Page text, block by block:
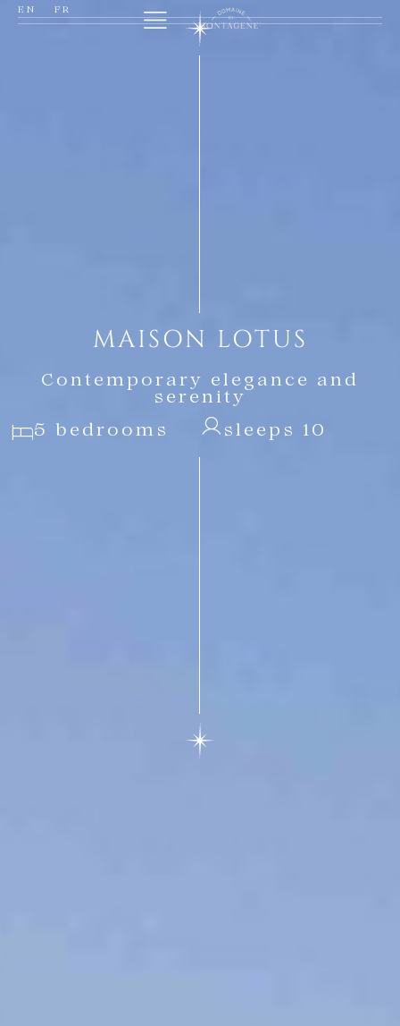
EN FR
MAISON LOTUS
Contemporary elegance and
serenity
5 bedrooms
sleeps 10